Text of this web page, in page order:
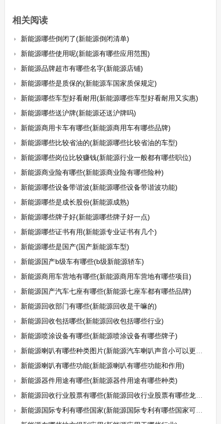
相关阅读
新能源哪些倒闭了(新能源倒闭清单)
新能源哪些使用呢(新能源有哪些应用范围)
新能源品牌超市有哪些名字(新能源店铺)
新能源哪些是质保的(新能源车国家质保规定)
新能源哪些车型好看耐用(新能源哪些车型好看耐用又实惠)
新能源哪些送沪牌(新能源还送沪牌吗)
新能源商用卡车有哪些(新能源商用车有哪些品牌)
新能源哪些比较省油的(新能源哪些比较省油的车型)
新能源哪些岗位比较赚钱(新能源行业一般都有哪些职位)
新能源商业险有哪些(新能源商业险有哪些险种)
新能源哪些设备带谐波(新能源哪些设备带谐波功能)
新能源哪些是成长股份(新能源成熟)
新能源哪些牌子好(新能源哪些牌子好一点)
新能源哪些证书有用(新能源专业证书有几个)
新能源哪些是国产(国产新能源车型)
新能源国产b级车有哪些(b级新能源轿车)
新能源商用车营地有哪些(新能源商用车营地有哪些项目)
新能源国产汽车七座有哪些(新能源七座车都有哪些品牌)
新能源回收部门有哪些(新能源回收是干嘛的)
新能源回收包括哪些(新能源回收包括哪些行业)
新能源喷涂设备有哪些(新能源喷涂设备有哪些牌子)
新能源喇叭有哪些种类图片(新能源汽车喇叭声音小可以更换吗)
新能源喇叭有哪些功能(新能源喇叭有哪些功能和作用)
新能源器件用途有哪些(新能源器件用途有哪些种类)
新能源回收行业股票有哪些(新能源回收行业股票有哪些龙头股)
新能源国际专利有哪些国家(新能源国际专利有哪些国家可以申请)